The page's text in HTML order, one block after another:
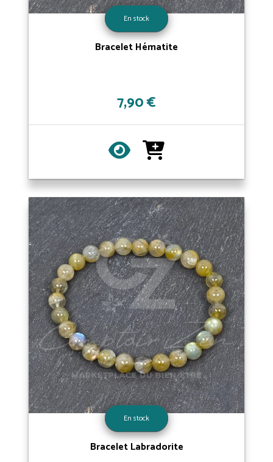
En stock
Bracelet Hématite
7,90 €
En stock
Bracelet Labradorite